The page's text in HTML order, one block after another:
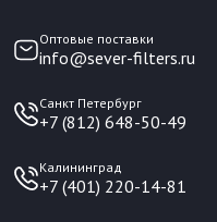
Оптовые поставки
info@sever-filters.ru
Санкт Петербург
+7 (812) 648-50-49
Калининград
+7 (401) 220-14-81